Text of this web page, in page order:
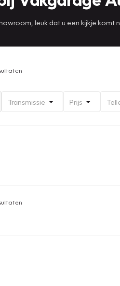
leuk dat u een kijkje komt
Transmissie Prijs